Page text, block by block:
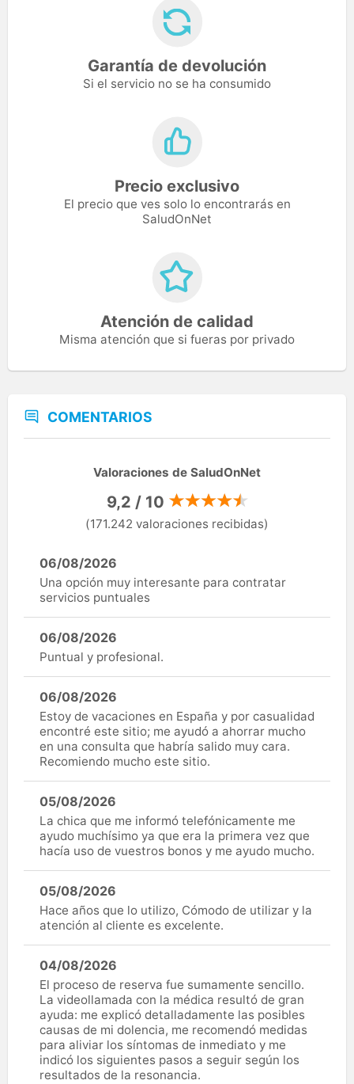
Garantía de devolución
Si el servicio no se ha consumido
Precio exclusivo
El precio que ves solo lo encontrarás en
SaludOnNet
Atención de calidad
Misma atención que si fueras por privado
COMENTARIOS
Valoraciones de SaludOnNet
9,2 / 10
(171.242 valoraciones recibidas)
06/08/2026
Una opción muy interesante para contratar
servicios puntuales
06/08/2026
Puntual y profesional.
06/08/2026
Estoy de vacaciones en España y por casualidad
encontré este sitio; me ayudó a ahorrar mucho
en una consulta que habría salido muy cara.
Recomiendo mucho este sitio.
05/08/2026
La chica que me informó telefónicamente me
ayudo muchísimo ya que era la primera vez que
hacía uso de vuestros bonos y me ayudo mucho.
05/08/2026
Hace años que lo utilizo, Cómodo de utilizar y la
atención al cliente es excelente.
04/08/2026
El proceso de reserva fue sumamente sencillo.
La videollamada con la médica resultó de gran
ayuda: me explicó detalladamente las posibles
causas de mi dolencia, me recomendó medidas
para aliviar los síntomas de inmediato y me
indicó los siguientes pasos a seguir según los
resultados de la resonancia.